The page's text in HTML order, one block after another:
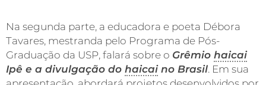
Na segunda parte, a educadora e poeta Débora
Tavares, mestranda pelo Programa de Pós-
Graduação da USP, falará sobre o Grêmio haicai
Ipê e a divulgação do haicaino Brasil. Em sua